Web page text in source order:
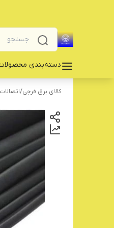
دسته‌بندی
کالای برق فرجی/